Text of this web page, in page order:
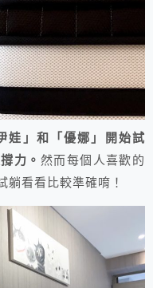
娃」和「優娜」開始試
力。 然而每個人喜歡的
躺看看比較準確唷！